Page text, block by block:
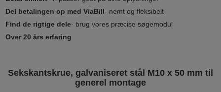
Del betalingen op med ViaBill- nemt og fleksibelt
Find de rigtige dele- brug vores præcise søgemodul
Over 20 års erfaring
Sekskantskrue, galvaniseret stål M10 x 50 mm til
generel montage